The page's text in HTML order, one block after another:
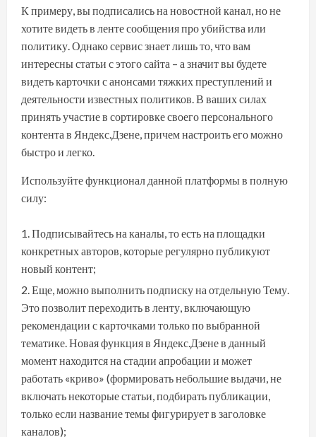
К примеру, вы подписались на новостной канал, но не
хотите видеть в ленте сообщения про убийства или
политику. Однако сервис знает лишь то, что вам
интересны статьи с этого сайта – а значит вы будете
видеть карточки с анонсами тяжких преступлений и
деятельности известных политиков. В ваших силах
принять участие в сортировке своего персонального
контента в Яндекс.Дзене, причем настроить его можно
быстро и легко.
Используйте функционал данной платформы в полную
силу:
Подписывайтесь на каналы, то есть на площадки
конкретных авторов, которые регулярно публикуют
новый контент;
Еще, можно выполнить подписку на отдельную Тему.
Это позволит переходить в ленту, включающую
рекомендации с карточками только по выбранной
тематике. Новая функция в Яндекс.Дзене в данный
момент находится на стадии апробации и может
работать «криво» (формировать небольшие выдачи, не
включать некоторые статьи, подбирать публикации,
только если название темы фигурирует в заголовке
каналов);